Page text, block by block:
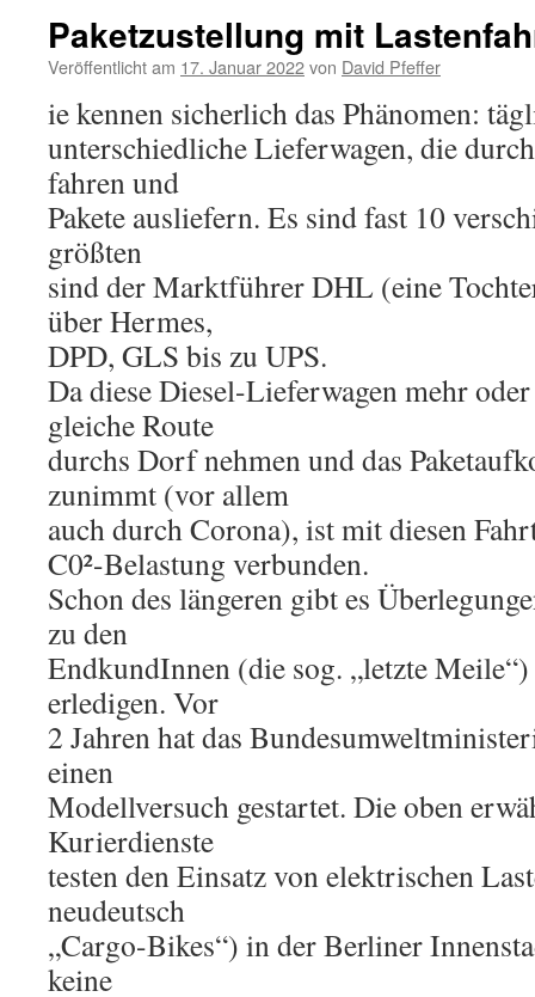
Paketzustellung mit
Veröffentlicht am 17. Januar 2022von David Pfeffer
ie kennen sicherlich das Phänomen:
unterschiedliche Lieferwagen, die
fahren und
Pakete ausliefern. Es sind fast 10
größten
sind der Marktführer DHL (eine
über Hermes,
DPD, GLS bis zu UPS.
Da diese Diesel-Lieferwagen mehr
gleiche Route
durchs Dorf nehmen und das
zunimmt (vor allem
auch durch Corona), ist mit diesen
C0²-Belastung verbunden.
Schon des längeren gibt es
zu den
EndkundInnen (die sog. „letzte
erledigen. Vor
2 Jahren hat das
einen
Modellversuch gestartet. Die oben
Kurierdienste
testen den Einsatz von elektrischen
neudeutsch
„Cargo-Bikes“) in der Berliner
keine